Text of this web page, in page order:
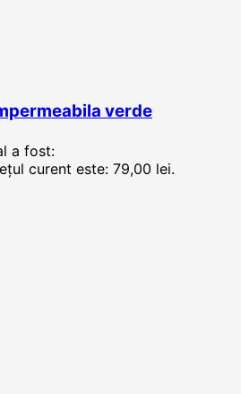
verde
a fost:
curent este: 79,00 lei.